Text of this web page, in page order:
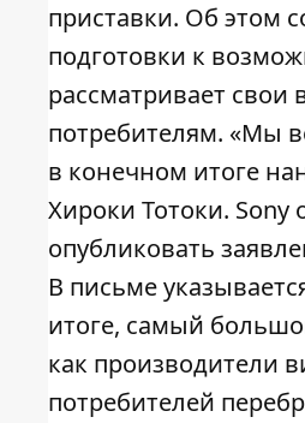
приставки. Об этом
подготовки к
рассматривает свои
потребителям. «Мы
в конечном итоге
Хироки Тотоки.
опубликовать
В письме
итоге, самый
как производители
потребителей